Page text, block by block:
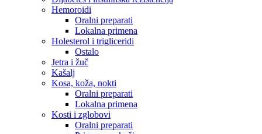
Hemoroidi
Oralni preparati
Lokalna primena
Holesterol i trigliceridi
Ostalo
Jetra i žuč
Kašalj
Kosa, koža, nokti
Oralni preparati
Lokalna primena
Kosti i zglobovi
Oralni preparati